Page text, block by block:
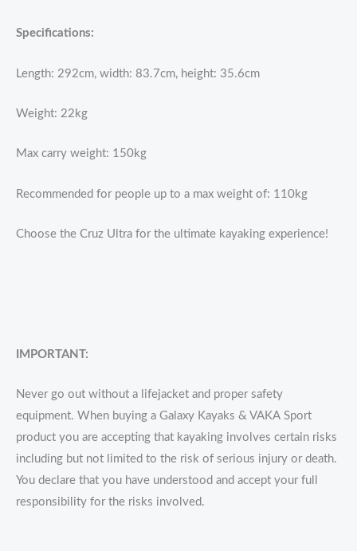
Specifications:
Length: 292cm, width: 83.7cm, height: 35.6cm
Weight: 22kg
Max carry weight: 150kg
Recommended for people up to a max weight of: 110kg
Choose the Cruz Ultra for the ultimate kayaking experience!
IMPORTANT:
Never go out without a lifejacket and proper safety
equipment. When buying a Galaxy Kayaks & VAKA Sport
product you are accepting that kayaking involves certain risks
including but not limited to the risk of serious injury or death.
You declare that you have understood and accept your full
responsibility for the risks involved.